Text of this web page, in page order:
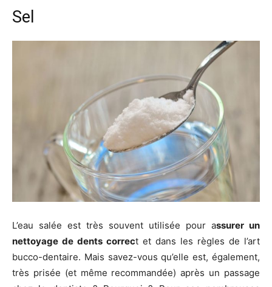
Sel
L’eau salée est très souvent utilisée pour assurer un
nettoyage de dents correct et dans les règles de l’art
bucco-dentaire. Mais savez-vous qu’elle est, également,
très prisée (et même recommandée) après un passage